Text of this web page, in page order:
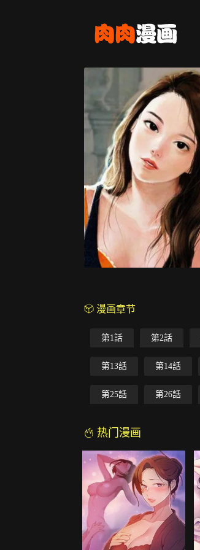
漫画章节
第1話 第2話
第13話 第14話
第25話 第26話
热门漫画